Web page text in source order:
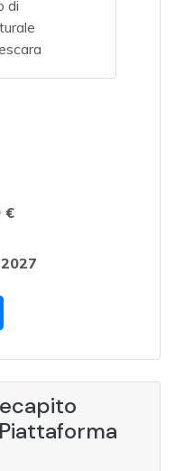
di
€